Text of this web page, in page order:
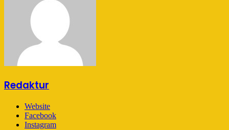
Redaktur
Website
Facebook
Instagram